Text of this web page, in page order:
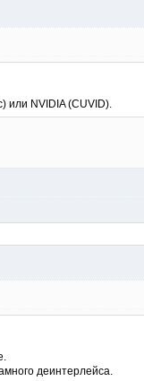
или NVIDIA (CUVID).
деинтерлейса.